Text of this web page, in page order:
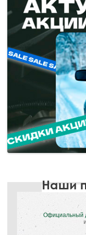
Наши
Официальный